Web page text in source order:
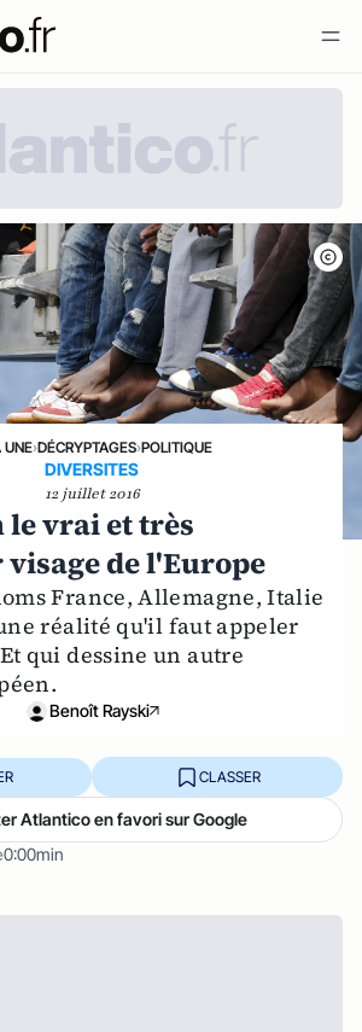
UNE›DÉCRYPTAGES›POLITIQUE
DIVERSITES
12 juillet 2016
le vrai et très
de l'Europe
France, Allemagne, Italie
réalité qu'il faut appeler
qui dessine un autre
Benoît Rayski
0:00min
CLASSER
Atlantico en favori sur Google